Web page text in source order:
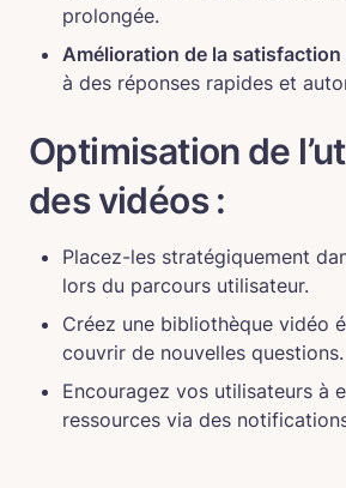
prolongée.
Amélioration de la
à des réponses rapides et
Optimisation de
des vidéos :
Placez-les stratégiquement
lors du parcours utilisateur.
Créez une bibliothèque vidéo
couvrir de nouvelles questions.
Encouragez vos utilisateurs à
ressources via des